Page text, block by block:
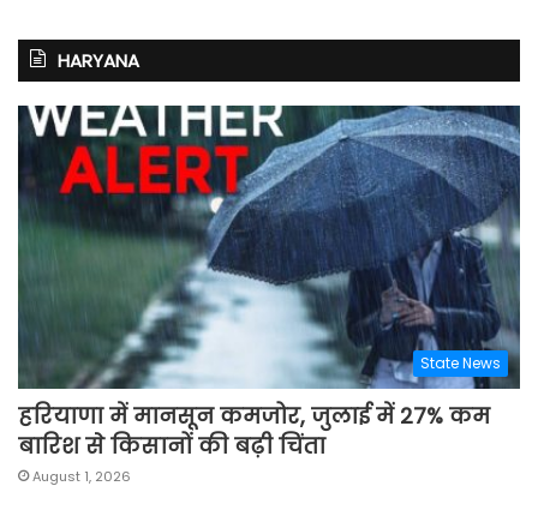
HARYANA
State News
हरियाणा में मानसून कमजोर, जुलाई में 27% कम
बारिश से किसानों की बढ़ी चिंता
August 1, 2026